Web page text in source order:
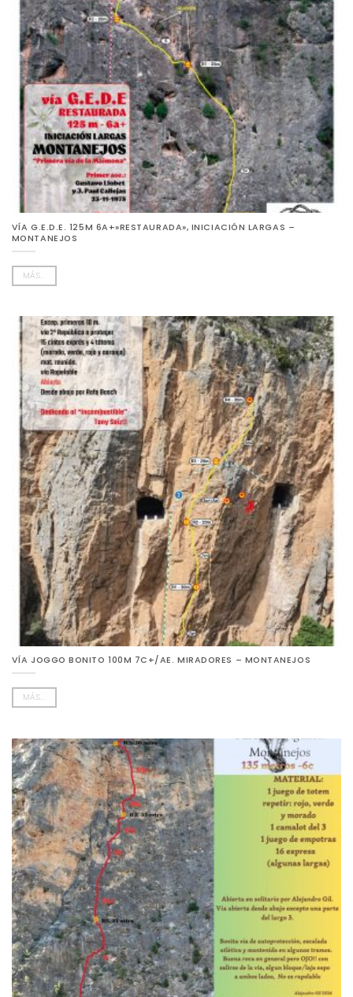
VÍA G.E.D.E. 125M 6A+»RESTAURADA», INICIACIÓN LARGAS –
MONTANEJOS
MÁS...
VÍA JOGGO BONITO 100M 7C+/AE. MIRADORES – MONTANEJOS
MÁS...